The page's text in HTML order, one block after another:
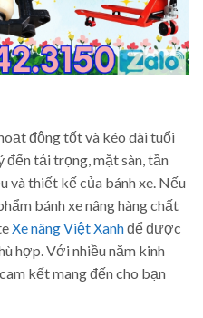
động tốt và kéo dài tuổi
đến tải trọng, mặt sàn, tần
và thiết kế của bánh xe. Nếu
bánh xe nâng hàng chất
Xe nâng Việt Xanhđể được
hợp. Với nhiều năm kinh
kết mang đến cho bạn